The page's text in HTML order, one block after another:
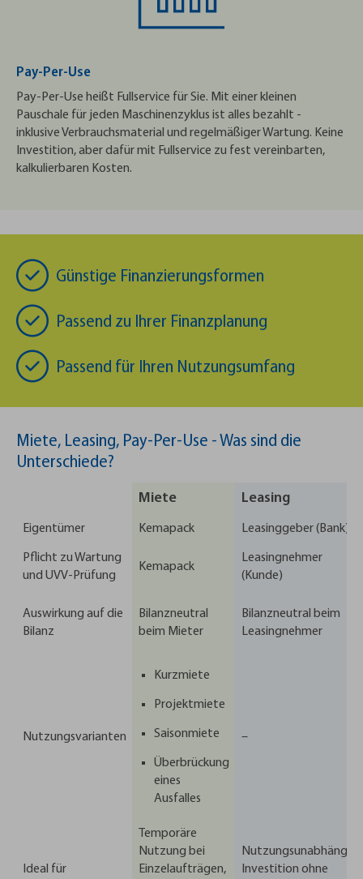
Pay-Per-Use
Pay-Per-Use heißt Fullservice für Sie. Mit einer kleinen
Pauschale für jeden Maschinenzyklus ist alles bezahlt -
inklusive Verbrauchs­material und regelmäßiger Wartung. Keine
Investition, aber dafür mit Fullservice zu fest vereinbarten,
kalkulierbaren Kosten.
Günstige Finanzierungsformen
Passend zu Ihrer Finanzplanung
Passend für Ihren Nutzungsumfang
Miete, Leasing, Pay-Per-Use - Was sind die
Unterschiede?
Miete Leasing
Eigentümer Kemapack Leasinggeber (Bank)
Pflicht zu Wartung
und UVV-Prüfung
Kemapack
Leasingnehmer
(Kunde)
Auswirkung auf die
Bilanz
Bilanzneutral
beim Mieter
Bilanzneutral beim
Leasingnehmer
Nutzungsvarianten
Kurzmiete
Projektmiete
Saisonmiete
Überbrückung
eines
Ausfalles
–
Ideal für
Temporäre
Nutzung bei
Einzelaufträgen,
Nutzungsunabhängige
Investition ohne